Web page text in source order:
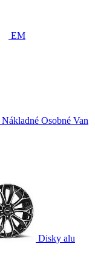
EM
Nákladné Osobné Van
Disky alu